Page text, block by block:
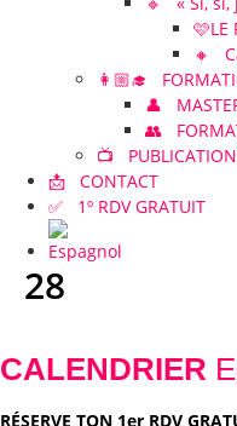
🩷LE
🔸
👩🏼‍🎓
👤
👥
📺
📩 CONTACT
✅ 1º RDV GRATUIT
28
CALENDRIER
RÉSERVE TON 1er RDV